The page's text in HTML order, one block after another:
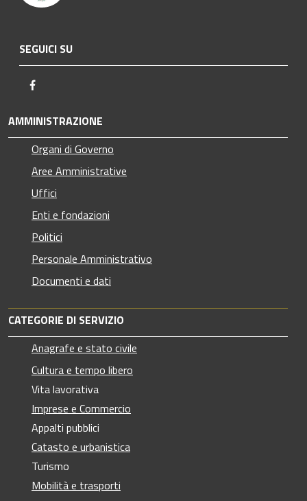
SEGUICI SU
AMMINISTRAZIONE
Organi di Governo
Aree Amministrative
Uffici
Enti e fondazioni
Politici
Personale Amministrativo
Documenti e dati
CATEGORIE DI SERVIZIO
Anagrafe e stato civile
Cultura e tempo libero
Vita lavorativa
Imprese e Commercio
Appalti pubblici
Catasto e urbanistica
Turismo
Mobilità e trasporti